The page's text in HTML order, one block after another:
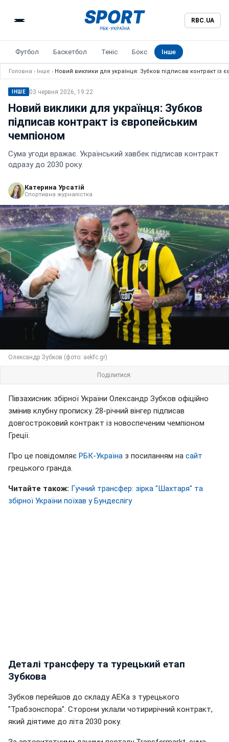
RBC.UA
Футбол Баскетбол Теніс Бокс Інше
Головна › Інше › Новий виклики для українця: Зубков підписав контракт із
ІНШЕ 03 червня 2026, 19:22
Новий виклики для українця: Зубков
підписав контракт із європейським
чемпіоном
Сума угоди вражає. Український хавбек підписав контракт
одразу до 2030 року.
Катерина Урсатій
Спортивна журналістка
Олександр Зубков (фото: aekfc.gr)
Поділитися:
Півзахисник збірної України Олександр Зубков офіційно
змінив клубну прописку. 28-річний вінгер підписав
довгостроковий контракт із новоспеченим чемпіоном
Греції.
Про це повідомляє РБК-Україна з посиланням на сайт
грецького гранда.
Читайте також: Гучний трансфер: зірка "Шахтаря" та
збірної України поїхав у Бундеслігу
Деталі трансферу та турецький етап
Зубкова
Зубков перейшов до складу АЕКа з турецького
"Трабзонспора". Сторони уклали чотирирічний контракт,
який діятиме до літа 2030 року.